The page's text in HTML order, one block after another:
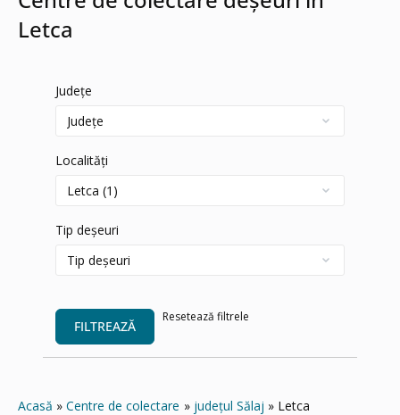
Letca
Județe
Localități
Tip deșeuri
FILTREAZĂ
Resetează filtrele
Acasă Centre de colectare județul Sălaj Letca